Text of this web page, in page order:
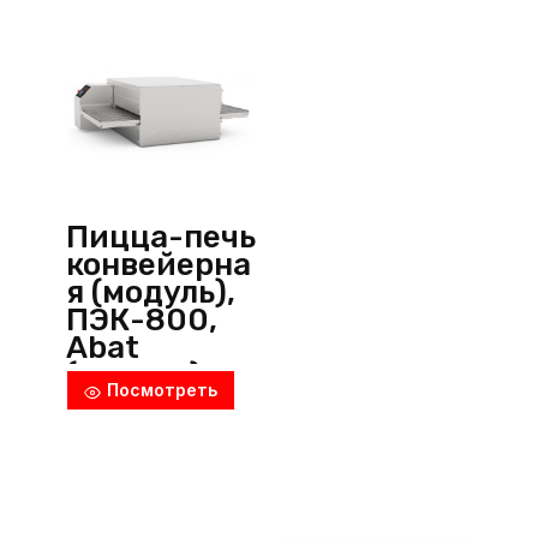
Пицца-печь
конвейерна
я (модуль),
ПЭК-800,
Abat
(Россия)
Посмотреть